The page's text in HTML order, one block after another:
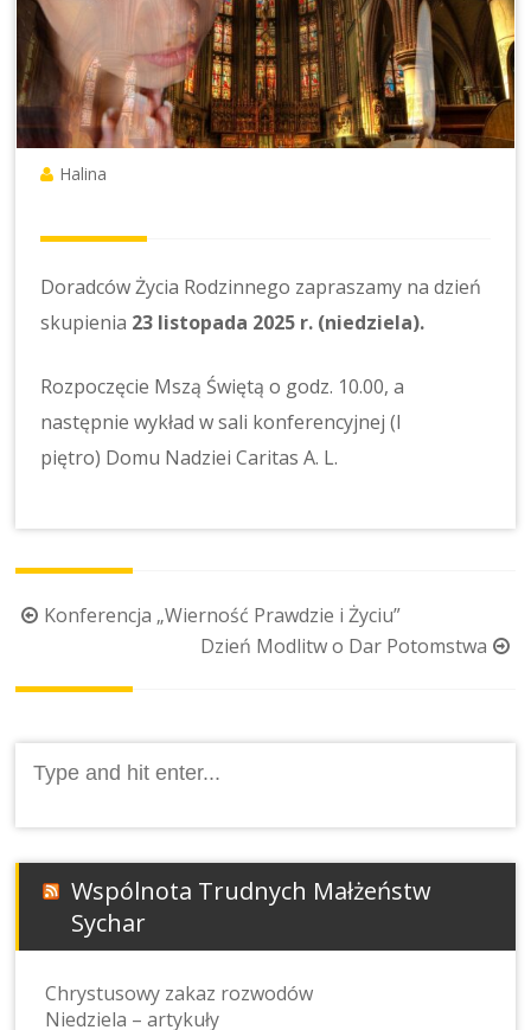
Halina
Doradców Życia Rodzinnego zapraszamy na dzień
skupienia 23 listopada 2025 r. (niedziela).
Rozpoczęcie Mszą Świętą o godz. 10.00, a
następnie wykład w sali konferencyjnej (I
piętro) Domu Nadziei Caritas A. L.
PostKonferencja „Wierność Prawdzie i Życiu”
Dzień Modlitw o Dar Potomstwa
for:
Wspólnota Trudnych Małżeństw
Sychar
Chrystusowy zakaz rozwodów
Niedziela – artykuły